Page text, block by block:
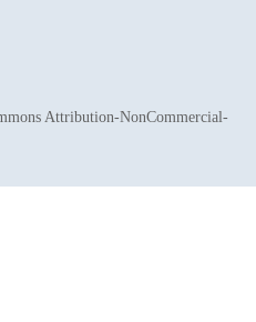
Attribution-NonCommercial-